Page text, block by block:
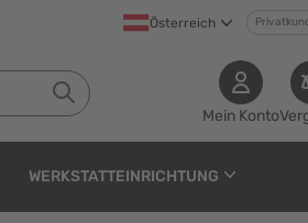
Österreich
Mein Konto
WERKSTATTEINRICHTUNG